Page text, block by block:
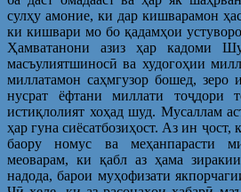
сулҳу амоние, ки дар кишварамон
ки кишвари мо бо қадамҳои
Ҳамватанони азиз ҳар кадоми
масъулиятшиносӣ ва худогоҳии
миллатамон саҳмгузор бошед, зеро
нусрат ёфтани миллати тоҷдори
истиқлолият хоҳад шуд. Мусаллам
ҳар гуна сиёсатбозиҳост. Аз ин
баору номус ва меҳанпарасти
меоварам, ки қабл аз ҳама
надода, барои муҳофизати